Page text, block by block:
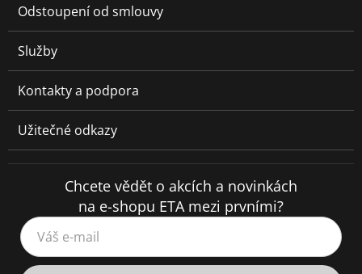
Odstoupení od smlouvy
Služby
Kontakty a podpora
Užitečné odkazy
Chcete vědět o akcích a novinkách
na e-shopu ETA mezi prvními?
Váš e-mail